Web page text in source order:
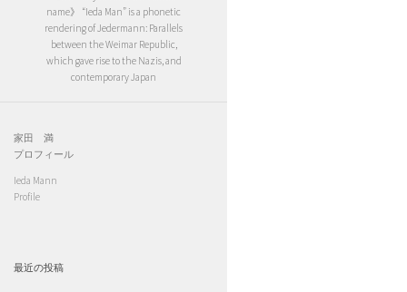
name》 “Ieda Man” is a phonetic
rendering of Jedermann: Parallels
between the Weimar Republic,
which gave rise to the Nazis, and
contemporary Japan
家田 満
プロフィール
Ieda Mann
Profile
最近の投稿